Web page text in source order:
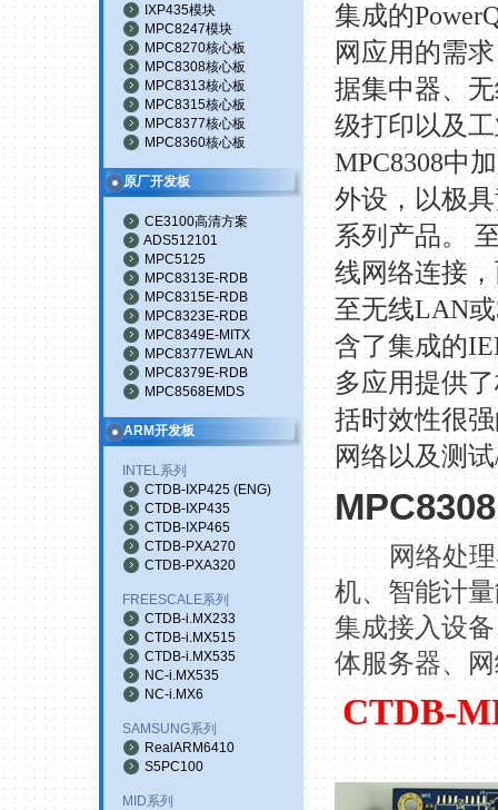
IXP435模块
MPC8247模块
MPC8270核心板
MPC8308核心板
MPC8313核心板
MPC8315核心板
MPC8377核心板
MPC8360核心板
原厂开发板
CE3100高清方案
ADS512101
MPC5125
MPC8313E-RDB
MPC8315E-RDB
MPC8323E-RDB
MPC8349E-MITX
MPC8377EWLAN
MPC8379E-RDB
MPC8568EMDS
ARM开发板
INTEL系列
CTDB-IXP425(ENG)
CTDB-IXP435
CTDB-IXP465
CTDB-PXA270
CTDB-PXA320
FREESCALE系列
CTDB-i.MX233
CTDB-i.MX515
CTDB-i.MX535
NC-i.MX535
NC-i.MX6
SAMSUNG系列
RealARM6410
S5PC100
MID系列
集成的
网应用的需
据集中器、
级打印以及
MPC8308中
外设，以极
系列产品。
线网络连接
至无线LAN或
含了集成的
多应用提供
括时效性很
网络以及测试
MPC8308
网络处
机、智能计
集成接入设
体服务器、
CTDB-